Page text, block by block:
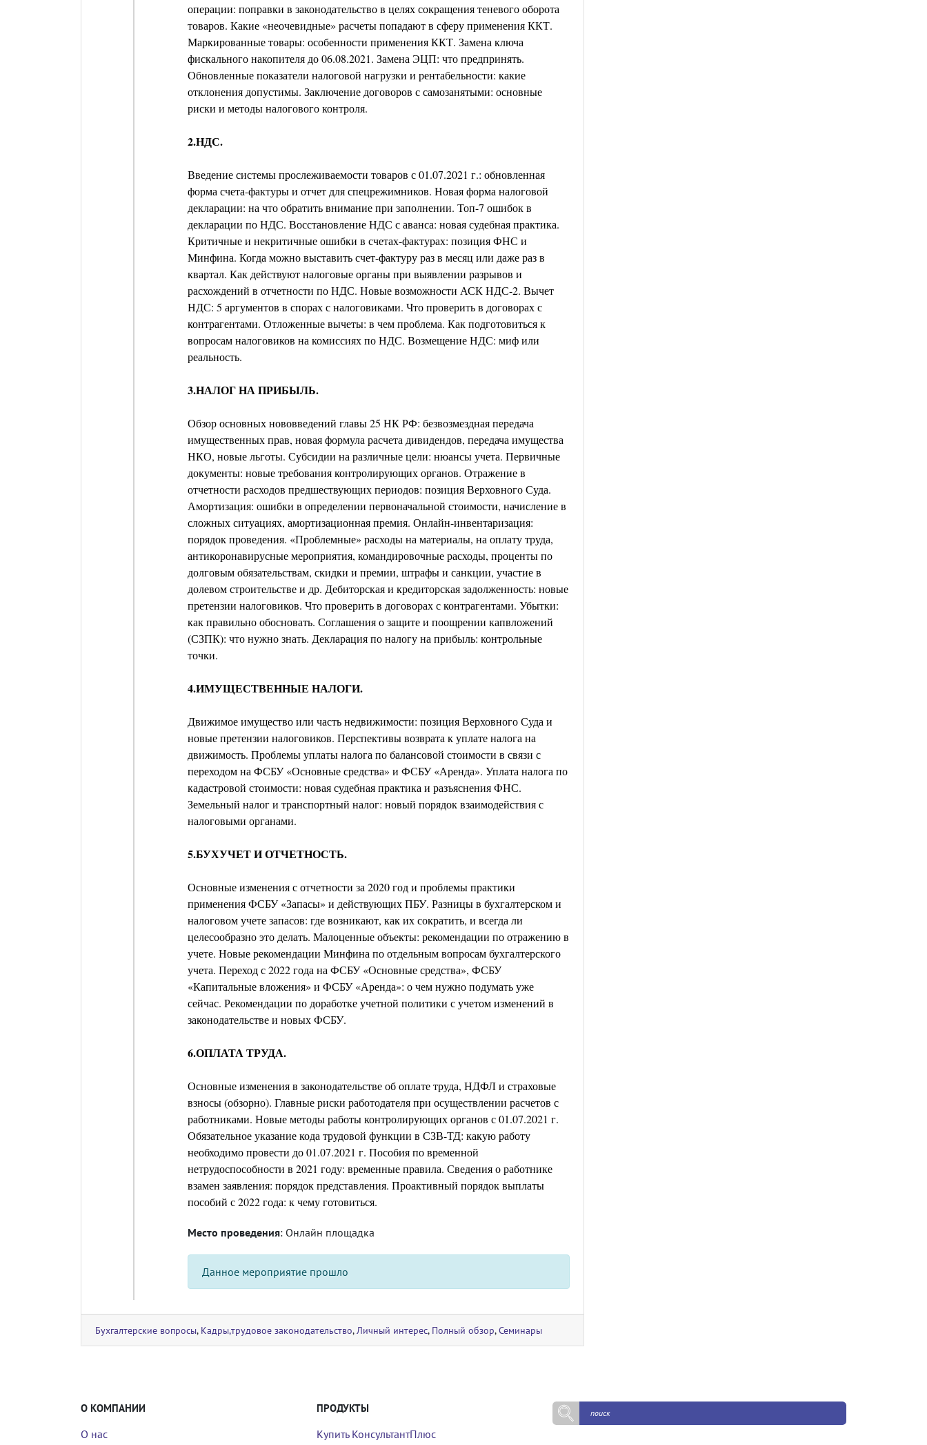
операции: поправки в законодательство в целях сокращения теневого оборота
товаров. Какие «неочевидные» расчеты попадают в сферу применения ККТ.
Маркированные товары: особенности применения ККТ. Замена ключа
фискального накопителя до 06.08.2021. Замена ЭЦП: что предпринять.
Обновленные показатели налоговой нагрузки и рентабельности: какие
отклонения допустимы. Заключение договоров с самозанятыми: основные
риски и методы налогового контроля.
2.НДС.
Введение системы прослеживаемости товаров с 01.07.2021 г.: обновленная
форма счета-фактуры и отчет для спецрежимников. Новая форма налоговой
декларации: на что обратить внимание при заполнении. Топ-7 ошибок в
декларации по НДС. Восстановление НДС с аванса: новая судебная практика.
Критичные и некритичные ошибки в счетах-фактурах: позиция ФНС и
Минфина. Когда можно выставить счет-фактуру раз в месяц или даже раз в
квартал. Как действуют налоговые органы при выявлении разрывов и
расхождений в отчетности по НДС. Новые возможности АСК НДС-2. Вычет
НДС: 5 аргументов в спорах с налоговиками. Что проверить в договорах с
контрагентами. Отложенные вычеты: в чем проблема. Как подготовиться к
вопросам налоговиков на комиссиях по НДС. Возмещение НДС: миф или
реальность.
3.НАЛОГ НА ПРИБЫЛЬ.
Обзор основных нововведений главы 25 НК РФ: безвозмездная передача
имущественных прав, новая формула расчета дивидендов, передача имущества
НКО, новые льготы. Субсидии на различные цели: нюансы учета. Первичные
документы: новые требования контролирующих органов. Отражение в
отчетности расходов предшествующих периодов: позиция Верховного Суда.
Амортизация: ошибки в определении первоначальной стоимости, начисление в
сложных ситуациях, амортизационная премия. Онлайн-инвентаризация:
порядок проведения. «Проблемные» расходы на материалы, на оплату труда,
антикоронавирусные мероприятия, командировочные расходы, проценты по
долговым обязательствам, скидки и премии, штрафы и санкции, участие в
долевом строительстве и др. Дебиторская и кредиторская задолженность: новые
претензии налоговиков. Что проверить в договорах с контрагентами. Убытки:
как правильно обосновать. Соглашения о защите и поощрении капвложений
(СЗПК): что нужно знать. Декларация по налогу на прибыль: контрольные
точки.
4.ИМУЩЕСТВЕННЫЕ НАЛОГИ.
Движимое имущество или часть недвижимости: позиция Верховного Суда и
новые претензии налоговиков. Перспективы возврата к уплате налога на
движимость. Проблемы уплаты налога по балансовой стоимости в связи с
переходом на ФСБУ «Основные средства» и ФСБУ «Аренда». Уплата налога по
кадастровой стоимости: новая судебная практика и разъяснения ФНС.
Земельный налог и транспортный налог: новый порядок взаимодействия с
налоговыми органами.
5.БУХУЧЕТ И ОТЧЕТНОСТЬ.
Основные изменения с отчетности за 2020 год и проблемы практики
применения ФСБУ «Запасы» и действующих ПБУ. Разницы в бухгалтерском и
налоговом учете запасов: где возникают, как их сократить, и всегда ли
целесообразно это делать. Малоценные объекты: рекомендации по отражению в
учете. Новые рекомендации Минфина по отдельным вопросам бухгалтерского
учета. Переход с 2022 года на ФСБУ «Основные средства», ФСБУ
«Капитальные вложения» и ФСБУ «Аренда»: о чем нужно подумать уже
сейчас. Рекомендации по доработке учетной политики с учетом изменений в
законодательстве и новых ФСБУ.
6.ОПЛАТА ТРУДА.
Основные изменения в законодательстве об оплате труда, НДФЛ и страховые
взносы (обзорно). Главные риски работодателя при осуществлении расчетов с
работниками. Новые методы работы контролирующих органов с 01.07.2021 г.
Обязательное указание кода трудовой функции в СЗВ-ТД: какую работу
необходимо провести до 01.07.2021 г. Пособия по временной
нетрудоспособности в 2021 году: временные правила. Сведения о работнике
взамен заявления: порядок представления. Проактивный порядок выплаты
пособий с 2022 года: к чему готовиться.
Место проведения: Онлайн площадка
Данное мероприятие прошло
Бухгалтерские вопросы, Кадры,трудовое законодательство,Личный интерес, Полный обзор,Семинары
О КОМПАНИИ
О нас
ПРОДУКТЫ
Купить КонсультантПлюс